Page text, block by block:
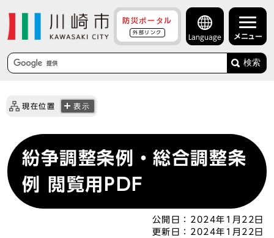
防災ポータル
外部リンク
Language メニュー
検索
現在位置 表示
紛争調整条例・総合調整条
例 閲覧用PDF
公開日： 2024年1月22日
更新日： 2024年1月22日